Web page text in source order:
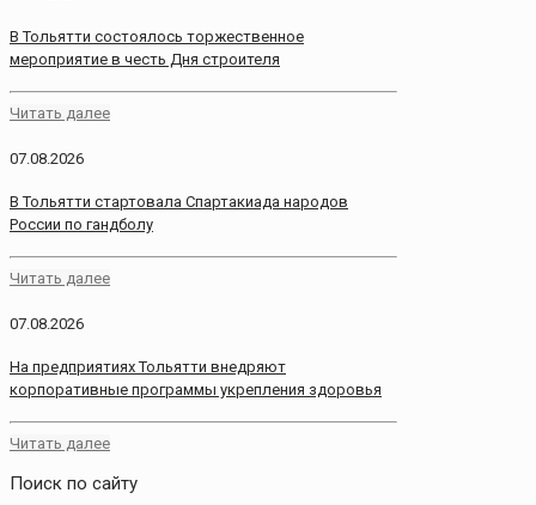
В Тольятти состоялось торжественное
мероприятие в честь Дня строителя
Читать далее
07.08.2026
В Тольятти стартовала Спартакиада народов
России по гандболу
Читать далее
07.08.2026
На предприятиях Тольятти внедряют
корпоративные программы укрепления здоровья
Читать далее
Поиск по сайту